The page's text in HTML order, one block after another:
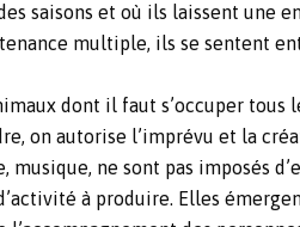
saisons et où ils laissent une
multiple, ils se sentent
dont il faut s’occuper tous
on autorise l’imprévu et la
ne sont pas imposés
à produire. Elles